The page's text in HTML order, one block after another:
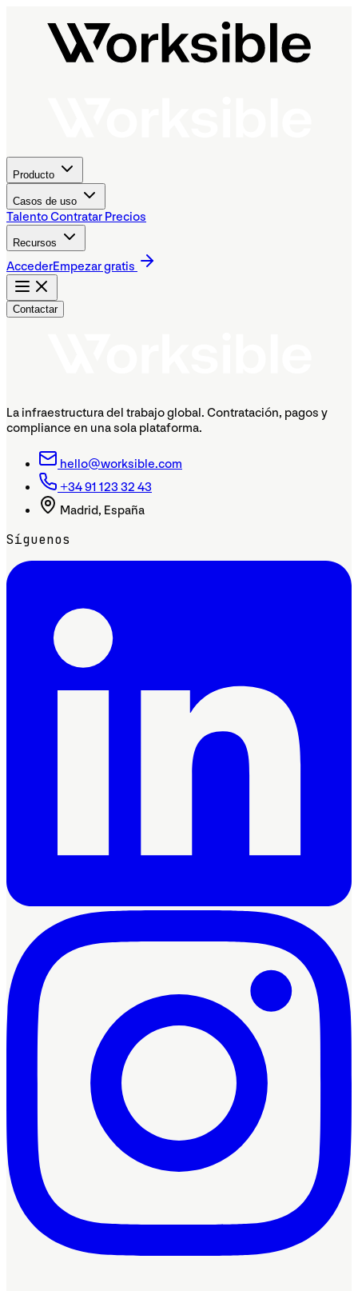
Producto
Casos de uso
TalentoContratar Precios
Recursos
AccederEmpezar gratis
Contactar
La infraestructura del trabajo global. Contratación, pagos y
compliance en una sola plataforma.
hello@worksible.com
+34 91 123 32 43
Madrid, España
Síguenos